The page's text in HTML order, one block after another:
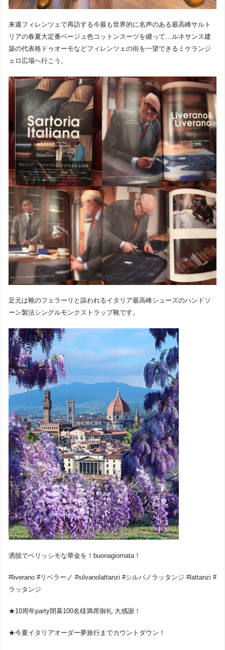
来週フィレンツェで再訪する今最も世界的に名声のある最高峰サルト
リアの春夏大定番ベージュ色コットンスーツを纏って…ルネサンス建
築の代表格ドゥオーモなどフィレンツェの街を一望できるミケランジ
ェロ広場へ行こう。
足元は靴のフェラーリと謳われるイタリア最高峰シューズのハンドソ
ーン製法シングルモンクストラップ靴です。
洒脱でベリッシモな華金を！buonagiornata！
#liverano #リベラーノ #silvanolattanzi #シルバノラッタンジ #lattanzi #
ラッタンジ
★10周年party閉幕100名様満席御礼 大感謝！
★今夏イタリアオーダー夢旅行までカウントダウン！